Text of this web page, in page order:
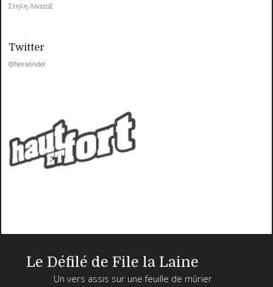
Στηλη ΑλατοΣ
Twitter
@NerielAdel
Le Défilé de File la Laine
Un vers assis sur une feuille de mûrier